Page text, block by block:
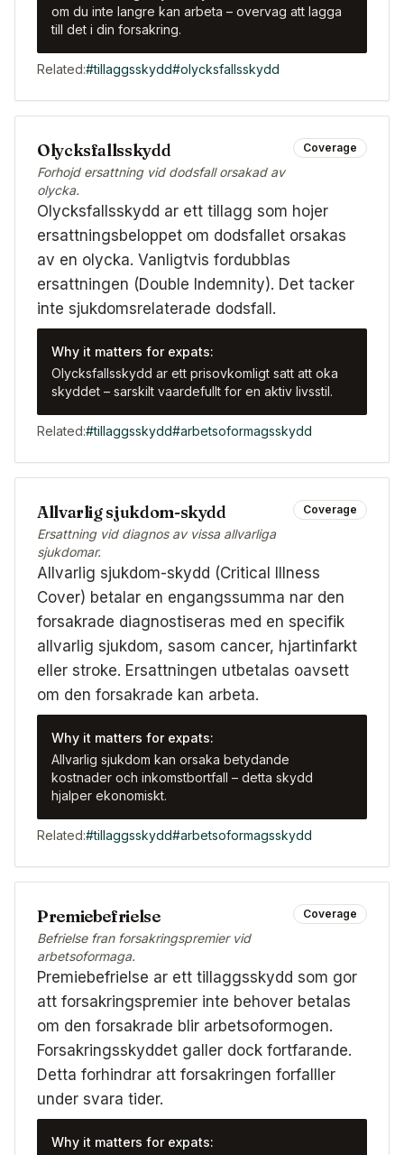
om du inte langre kan arbeta – overvag att lagga
till det i din forsakring.
Related:#tillaggsskydd#olycksfallsskydd
Olycksfallsskydd
Forhojd ersattning vid dodsfall orsakad av
olycka.
Coverage
Olycksfallsskydd ar ett tillagg som hojer
ersattningsbeloppet om dodsfallet orsakas
av en olycka. Vanligtvis fordubblas
ersattningen (Double Indemnity). Det tacker
inte sjukdomsrelaterade dodsfall.
Why it matters for expats:
Olycksfallsskydd ar ett prisovkomligt satt att oka
skyddet – sarskilt vaardefullt for en aktiv livsstil.
Related:#tillaggsskydd#arbetsoformagsskydd
Allvarlig sjukdom-skydd
Ersattning vid diagnos av vissa allvarliga
sjukdomar.
Coverage
Allvarlig sjukdom-skydd (Critical Illness
Cover) betalar en engangssumma nar den
forsakrade diagnostiseras med en specifik
allvarlig sjukdom, sasom cancer, hjartinfarkt
eller stroke. Ersattningen utbetalas oavsett
om den forsakrade kan arbeta.
Why it matters for expats:
Allvarlig sjukdom kan orsaka betydande
kostnader och inkomstbortfall – detta skydd
hjalper ekonomiskt.
Related:#tillaggsskydd#arbetsoformagsskydd
Premiebefrielse
Befrielse fran forsakringspremier vid
arbetsoformaga.
Coverage
Premiebefrielse ar ett tillaggsskydd som gor
att forsakringspremier inte behover betalas
om den forsakrade blir arbetsoformogen.
Forsakringsskyddet galler dock fortfarande.
Detta forhindrar att forsakringen forfalller
under svara tider.
Why it matters for expats: